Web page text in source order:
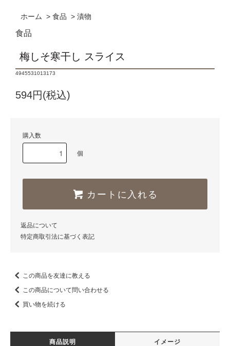
ホーム > 食品 > 漬物
食品
梅しそ寒干し スライス
4945531013173
594円(税込)
購入数
個
カートに入れる
返品について
特定商取引法に基づく表記
この商品を友達に教える
この商品について問い合わせる
買い物を続ける
商品説明 イメージ